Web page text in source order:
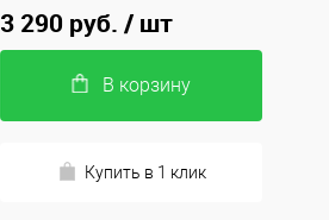
3 290 руб. / шт
В корзину
Купить в 1 клик